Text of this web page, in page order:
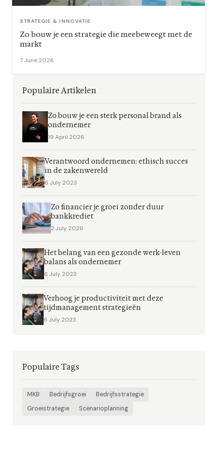
STRATEGIE & INNOVATIE
Zo bouw je een strategie die meebeweegt met de
markt
7 June 2026
Populaire Artikelen
Zo bouw je een sterk personal brand als
ondernemer
19 April 2026
Verantwoord ondernemen: ethisch succes
in de zakenwereld
6 July 2023
Zo financier je groei zonder duur
bankkrediet
2 July 2026
Het belang van een gezonde werk-leven
balans als ondernemer
6 July 2023
Verhoog je productiviteit met deze
tijdmanagement strategieën
6 July 2023
Populaire Tags
MKB Bedrijfsgroei
Bedrijfsstrategie
Groeistrategie
Scenarioplanning